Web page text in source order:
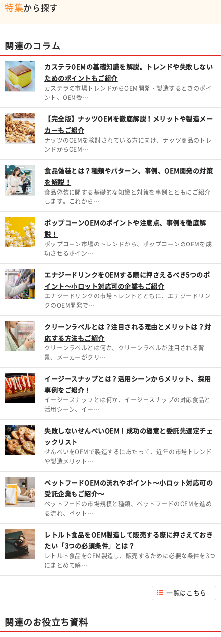
特集から探す
関連のコラム
カステラOEMの基礎知識を解説。トレンドや失敗しない
ためのポイントもご紹介
カステラの市場トレンドからOEM開発・製造するときのポイ
ント、OEM委…
【完全版】ナッツOEMを徹底解説！メリットや製造メー
カーもご紹介
ナッツのOEMを検討されている方に向け、ナッツ商品のトレ
ンドからOEM…
食品偽装とは？種類やパターン、事例、OEM開発の対策
を解説！
食品偽装に関する基礎的な知識と対策を事例とともにご紹介
します。これから…
ポップコーンOEMのポイントや注意点、事例を徹底解
説！
ポップコーン市場のトレンドから、ポップコーンのOEMを成
功させるポイン…
エナジードリンクをOEMする際に押さえるべき5つのポ
イント～小ロット対応可の企業もご紹介
エナジードリンクの市場トレンドとともに、エナジードリン
クのOEM開発で…
クリーンラベルとは？注目される理由とメリットは？対
応する方法もご紹介
クリーンラベルとは何か、クリーンラベルが注目される背
景、メーカーがクリ…
イージースナップとは？活用シーンからメリット、採用
事例をご紹介！
イージースナップとは何か、イージースナップの対応食品と
活用シーン、イー…
失敗しないせんべいOEM！成功の極意と委託先選定チェ
ックリスト
せんべいをOEMで製造するにあたって、近年の市場トレンド
や製造メリット…
ペットフードOEMの流れやポイント～小ロット対応可の
受託企業もご紹介～
ペットフードの市場規模と種類、ペットフードのOEMを進め
る流れ、ペット…
レトルト食品をOEM製造して販売する際に押さえておき
たい「3つの必須条件」とは？
レトルト食品をOEM製造し、販売するために必要な条件を3つ
にまとめて解…
一覧はこちら
関連のお役立ち資料